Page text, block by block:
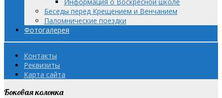
Информация о Воскресной школе
Беседы перед Крещением и Венчанием
Паломнические поездки
Фотогалерея
Контакты
Реквизиты
Карта сайта
Боковая колонка